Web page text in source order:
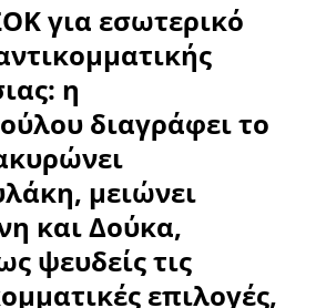
για εσωτερικό
η
διαγράφει το
μειώνει
και Δούκα,
ψευδείς τις
επιλογές,